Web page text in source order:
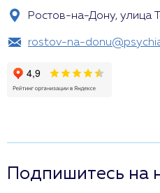
Ростов-на-Дону, улица
rostov-na-
Подпишитесь на